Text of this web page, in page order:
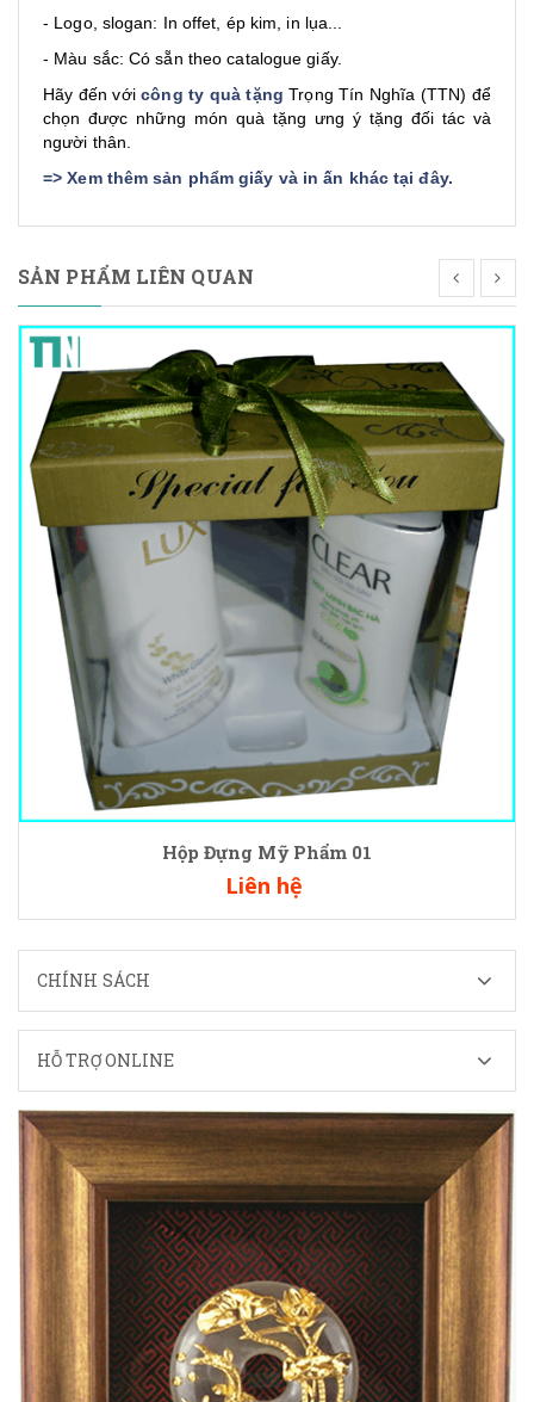
- Logo, slogan: In offet, ép kim, in lụa...
- Màu sắc: Có sẵn theo catalogue giấy.
Hãy đến vớicông ty quà tặng Trọng Tín Nghĩa (TTN) để
chọn được những món quà tặng ưng ý tặng đối tác và
người thân.
=>Xem thêm sản phẩm giấy và in ấn khác tại đây.
SẢN PHẨM LIÊN QUAN
Hộp Đựng Mỹ Phẩm 01
Liên hệ
CHÍNH SÁCH
HỖ TRỢ ONLINE